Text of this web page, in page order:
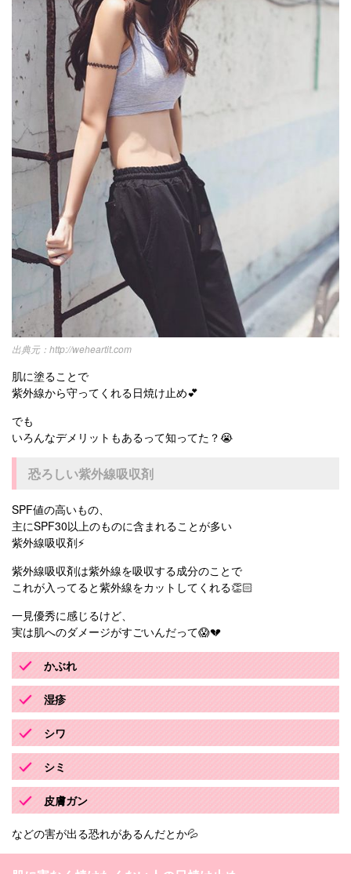
http://weheartit.com
肌に塗ることで
紫外線から守ってくれる日焼け止め💕
でも
いろんなデメリットもあるって知ってた？😭
恐ろしい紫外線吸収剤
SPF値の高いもの、
主にSPF30以上のものに含まれることが多い
紫外線吸収剤⚡️
紫外線吸収剤は紫外線を吸収する成分のことで
これが入ってると紫外線をカットしてくれる👏🏻
一見優秀に感じるけど、
実は肌へのダメージがすごいんだって😱💔
かぶれ
湿疹
シワ
シミ
皮膚ガン
などの害が出る恐れがあるんだとか💦